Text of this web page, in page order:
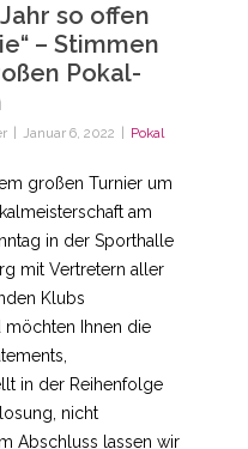
so offen
– Stimmen
Pokal-
Januar 6, 2022 Pokal
großen Turnier um
am
in der Sporthalle
mit Vertretern aller
Klubs
Ihnen die
in der Reihenfolge
nicht
Abschluss lassen wir